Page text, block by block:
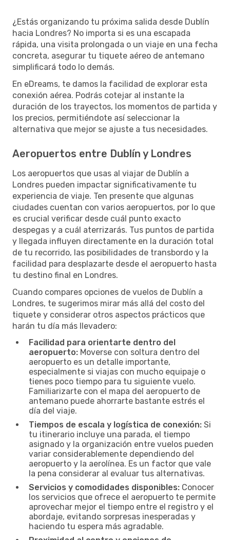
¿Estás organizando tu próxima salida desde Dublín
hacia Londres? No importa si es una escapada
rápida, una visita prolongada o un viaje en una fecha
concreta, asegurar tu tiquete aéreo de antemano
simplificará todo lo demás.
En eDreams, te damos la facilidad de explorar esta
conexión aérea. Podrás cotejar al instante la
duración de los trayectos, los momentos de partida y
los precios, permitiéndote así seleccionar la
alternativa que mejor se ajuste a tus necesidades.
Aeropuertos entre Dublín y Londres
Los aeropuertos que usas al viajar de Dublín a
Londres pueden impactar significativamente tu
experiencia de viaje. Ten presente que algunas
ciudades cuentan con varios aeropuertos, por lo que
es crucial verificar desde cuál punto exacto
despegas y a cuál aterrizarás. Tus puntos de partida
y llegada influyen directamente en la duración total
de tu recorrido, las posibilidades de transbordo y la
facilidad para desplazarte desde el aeropuerto hasta
tu destino final en Londres.
Cuando compares opciones de vuelos de Dublín a
Londres, te sugerimos mirar más allá del costo del
tiquete y considerar otros aspectos prácticos que
harán tu día más llevadero:
Facilidad para orientarte dentro del
aeropuerto: Moverse con soltura dentro del
aeropuerto es un detalle importante,
especialmente si viajas con mucho equipaje o
tienes poco tiempo para tu siguiente vuelo.
Familiarizarte con el mapa del aeropuerto de
antemano puede ahorrarte bastante estrés el
día del viaje.
Tiempos de escala y logística de conexión: Si
tu itinerario incluye una parada, el tiempo
asignado y la organización entre vuelos pueden
variar considerablemente dependiendo del
aeropuerto y la aerolínea. Es un factor que vale
la pena considerar al evaluar tus alternativas.
Servicios y comodidades disponibles: Conocer
los servicios que ofrece el aeropuerto te permite
aprovechar mejor el tiempo entre el registro y el
abordaje, evitando sorpresas inesperadas y
haciendo tu espera más agradable.